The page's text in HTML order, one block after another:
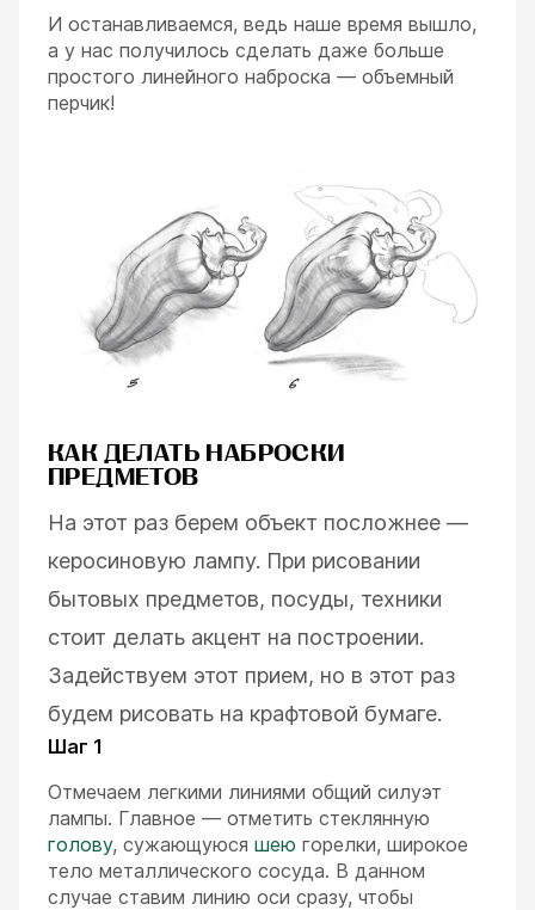
И останавливаемся, ведь наше время вышло,
а у нас получилось сделать даже больше
простого линейного наброска — объемный
перчик!
КАК ДЕЛАТЬ НАБРОСКИ
ПРЕДМЕТОВ
На этот раз берем объект посложнее —
керосиновую лампу. При рисовании
бытовых предметов, посуды, техники
стоит делать акцент на построении.
Задействуем этот прием, но в этот раз
будем рисовать на крафтовой бумаге.
Шаг 1
Отмечаем легкими линиями общий силуэт
лампы. Главное — отметить стеклянную
голову, сужающуюся шею горелки, широкое
тело металлического сосуда. В данном
случае ставим линию оси сразу, чтобы